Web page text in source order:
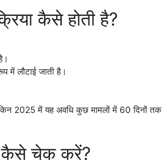
कैसे होती है?
में लौटाई जाती है।
2025 में यह अवधि कुछ मामलों में 60 दिनों तक
कैसे चेक करें?